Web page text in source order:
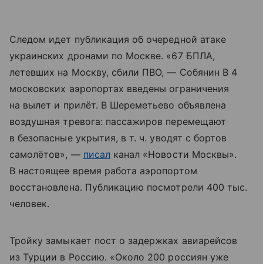
Следом идет публикация об очередной атаке
украинских дронами по Москве. «67 БПЛА,
летевших на Москву, сбили ПВО, — Собянин В 4
московских аэропортах введены ограничения
на вылет и прилёт. В Шереметьево объявлена
воздушная тревога: пассажиров перемещают
в безопасные укрытия, в т. ч. уводят с бортов
самолётов», — писалканал «Новости Москвы».
В настоящее время работа аэропортом
восстановлена. Публикацию посмотрели 400 тыс.
человек.
Тройку замыкает пост о задержках авиарейсов
из Турции в Россию. «Около 200 россиян уже